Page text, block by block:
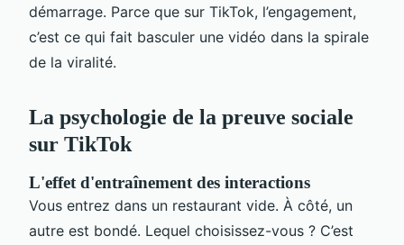
démarrage. Parce que sur TikTok, l’engagement,
c’est ce qui fait basculer une vidéo dans la spirale
de la viralité.
La psychologie de la preuve sociale
sur TikTok
L'effet d'entraînement des interactions
Vous entrez dans un restaurant vide. À côté, un
autre est bondé. Lequel choisissez-vous ? C’est